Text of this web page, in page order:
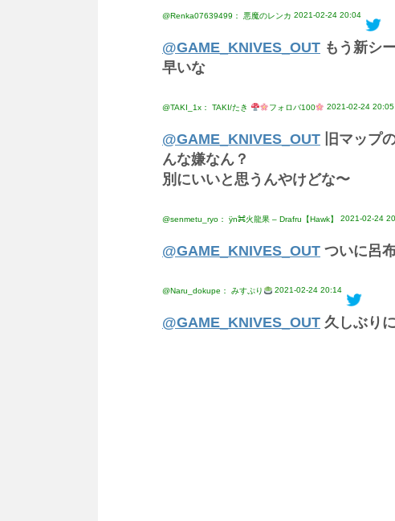
@Renka07639499： 悪魔のレンカ 2021-02-24 20:04
@GAME_KNIVES_OUT もう新シ
早いな
@TAKI_1x： TAKI/たき フォロバ100 2021-02-24 20:05
@GAME_KNIVES_OUT 旧マップ
んな嫌なん？
別にいいと思うんやけどな〜
@senmetu_ryo： ÿn⌘火龍果 – Drafru【Hawk】 2021-02-24
@GAME_KNIVES_OUT ついに呂
@Naru_dokupe： みすぷり 2021-02-24 20:14
@GAME_KNIVES_OUT 久しぶり